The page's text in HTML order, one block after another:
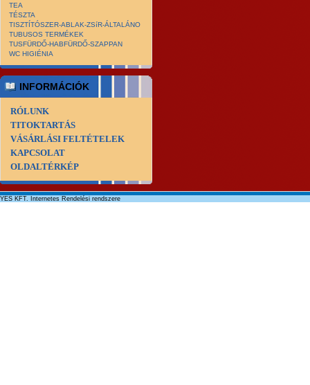
TEA
TÉSZTA
TISZTÍTÓSZER-ABLAK-ZSíR-ÁLTALÁNO
TUBUSOS TERMÉKEK
TUSFÜRDŐ-HABFÜRDŐ-SZAPPAN
WC HIGIÉNIA
INFORMÁCIÓK
RÓLUNK
TITOKTARTÁS
VÁSÁRLÁSI FELTÉTELEK
KAPCSOLAT
OLDALTÉRKÉP
YES KFT. Internetes Rendelési rendszere